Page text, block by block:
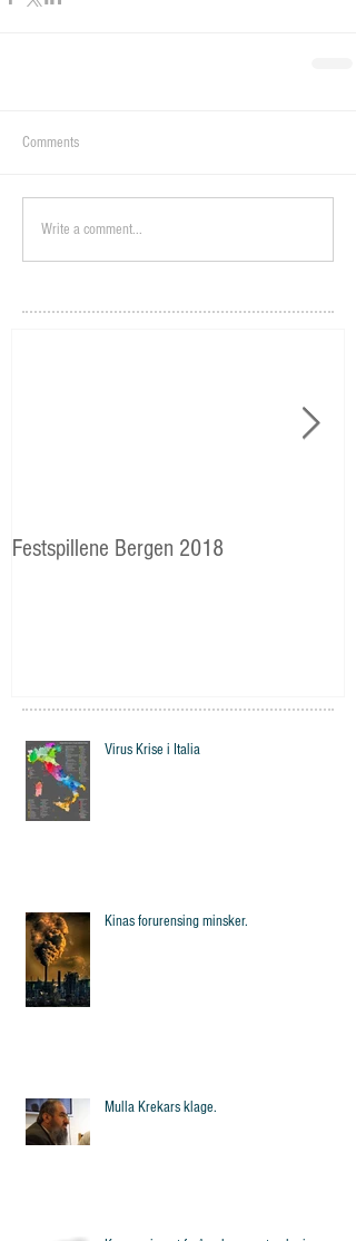
Comments
Write a comment...
Festspillene Bergen 2018
Virus Krise i Italia
Kinas forurensing minsker.
Mulla Krekars klage.